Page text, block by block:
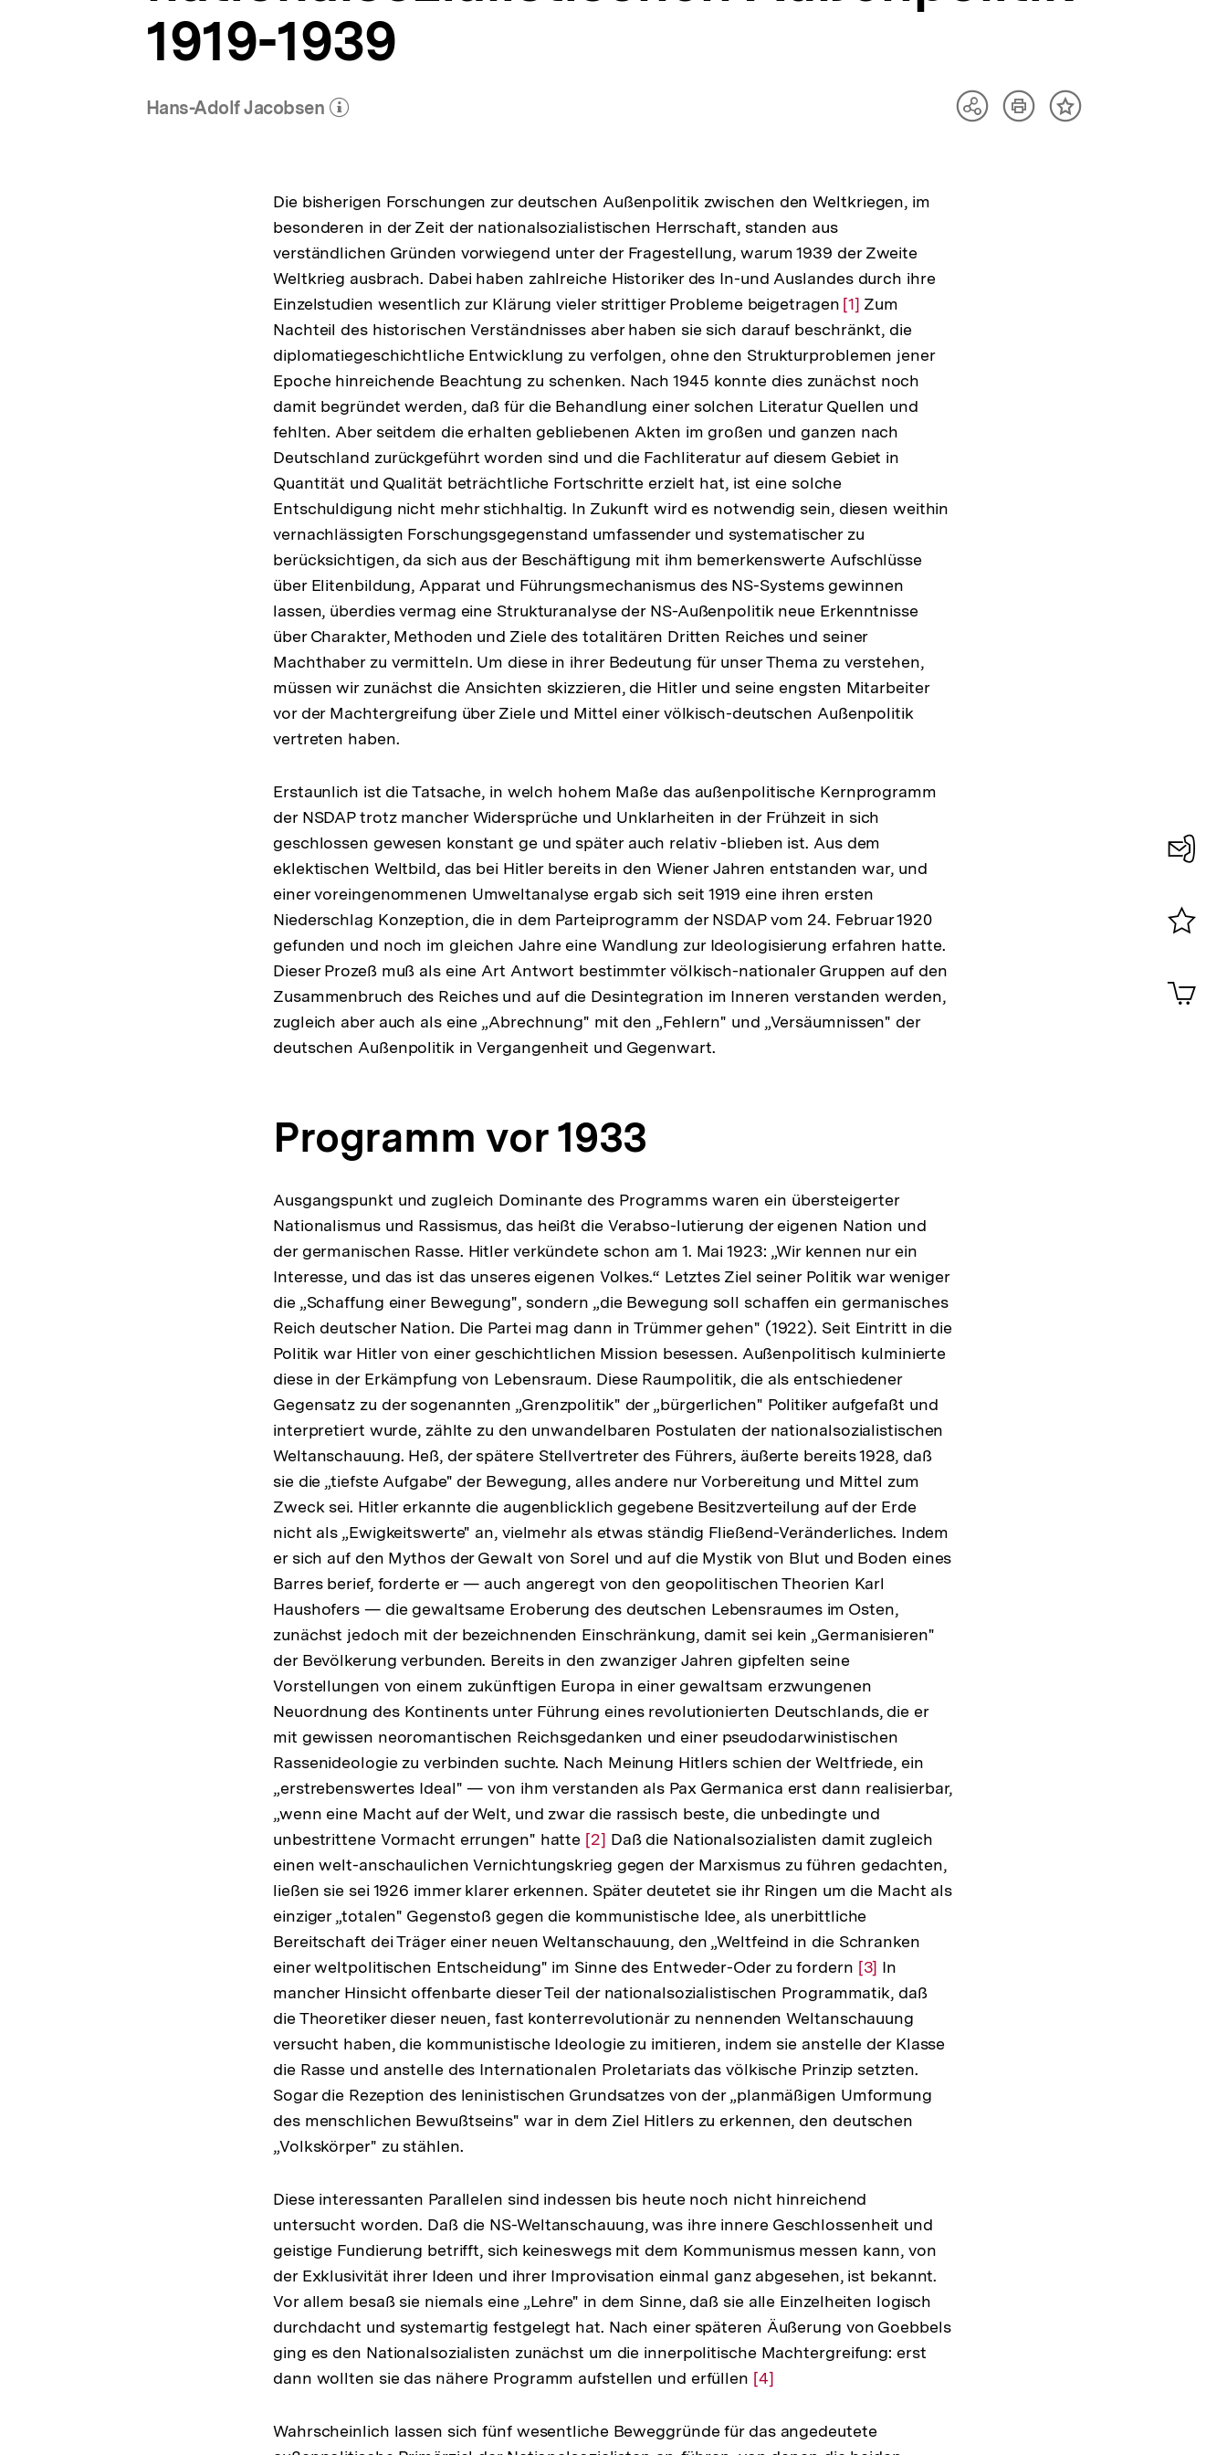
1919-1939
Hans-Adolf Jacobsen
(Mehr zum Autor)
TeilenArtikelInhalt
Die bisherigen Forschungen zur deutschen Außenpolitik zwischen den Weltkriegen, im
besonderen in der Zeit der nationalsozialistischen Herrschaft, standen aus
verständlichen Gründen vorwiegend unter der Fragestellung, warum 1939 der Zweite
Weltkrieg ausbrach. Dabei haben zahlreiche Historiker des In-und Auslandes durch ihre
Einzelstudien wesentlich zur Klärung vieler strittiger Probleme beigetragen Zur
Auflösung
der
Fußnote
[1] Zum
Nachteil des historischen Verständnisses aber haben sie sich darauf beschränkt, die
diplomatiegeschichtliche Entwicklung zu verfolgen, ohne den Strukturproblemen jener
Epoche hinreichende Beachtung zu schenken. Nach 1945 konnte dies zunächst noch
damit begründet werden, daß für die Behandlung einer solchen Literatur Quellen und
fehlten. Aber seitdem die erhalten gebliebenen Akten im großen und ganzen nach
Deutschland zurückgeführt worden sind und die Fachliteratur auf diesem Gebiet in
Quantität und Qualität beträchtliche Fortschritte erzielt hat, ist eine solche
Entschuldigung nicht mehr stichhaltig. In Zukunft wird es notwendig sein, diesen weithin
vernachlässigten Forschungsgegenstand umfassender und systematischer zu
berücksichtigen, da sich aus der Beschäftigung mit ihm bemerkenswerte Aufschlüsse
über Elitenbildung, Apparat und Führungsmechanismus des NS-Systems gewinnen
lassen, überdies vermag eine Strukturanalyse der NS-Außenpolitik neue Erkenntnisse
über Charakter, Methoden und Ziele des totalitären Dritten Reiches und seiner
Machthaber zu vermitteln. Um diese in ihrer Bedeutung für unser Thema zu verstehen,
müssen wir zunächst die Ansichten skizzieren, die Hitler und seine engsten Mitarbeiter
vor der Machtergreifung über Ziele und Mittel einer völkisch-deutschen Außenpolitik
vertreten haben.
Erstaunlich ist die Tatsache, in welch hohem Maße das außenpolitische Kernprogramm
der NSDAP trotz mancher Widersprüche und Unklarheiten in der Frühzeit in sich
geschlossen gewesen konstant ge und später auch relativ -blieben ist. Aus dem
eklektischen Weltbild, das bei Hitler bereits in den Wiener Jahren entstanden war, und
einer voreingenommenen Umweltanalyse ergab sich seit 1919 eine ihren ersten
Niederschlag Konzeption, die in dem Parteiprogramm der NSDAP vom 24. Februar 1920
gefunden und noch im gleichen Jahre eine Wandlung zur Ideologisierung erfahren hatte.
Dieser Prozeß muß als eine Art Antwort bestimmter völkisch-nationaler Gruppen auf den
Zusammenbruch des Reiches und auf die Desintegration im Inneren verstanden werden,
zugleich aber auch als eine „Abrechnung" mit den „Fehlern" und „Versäumnissen" der
deutschen Außenpolitik in Vergangenheit und Gegenwart.
Programm vor 1933
Ausgangspunkt und zugleich Dominante des Programms waren ein übersteigerter
Nationalismus und Rassismus, das heißt die Verabso-lutierung der eigenen Nation und
der germanischen Rasse. Hitler verkündete schon am 1. Mai 1923: „Wir kennen nur ein
Interesse, und das ist das unseres eigenen Volkes.“ Letztes Ziel seiner Politik war weniger
die „Schaffung einer Bewegung", sondern „die Bewegung soll schaffen ein germanisches
Reich deutscher Nation. Die Partei mag dann in Trümmer gehen" (1922). Seit Eintritt in die
Politik war Hitler von einer geschichtlichen Mission besessen. Außenpolitisch kulminierte
diese in der Erkämpfung von Lebensraum. Diese Raumpolitik, die als entschiedener
Gegensatz zu der sogenannten „Grenzpolitik" der „bürgerlichen" Politiker aufgefaßt und
interpretiert wurde, zählte zu den unwandelbaren Postulaten der nationalsozialistischen
Weltanschauung. Heß, der spätere Stellvertreter des Führers, äußerte bereits 1928, daß
sie die „tiefste Aufgabe" der Bewegung, alles andere nur Vorbereitung und Mittel zum
Zweck sei. Hitler erkannte die augenblicklich gegebene Besitzverteilung auf der Erde
nicht als „Ewigkeitswerte" an, vielmehr als etwas ständig Fließend-Veränderliches. Indem
er sich auf den Mythos der Gewalt von Sorel und auf die Mystik von Blut und Boden eines
Barres berief, forderte er — auch angeregt von den geopolitischen Theorien Karl
Haushofers — die gewaltsame Eroberung des deutschen Lebensraumes im Osten,
zunächst jedoch mit der bezeichnenden Einschränkung, damit sei kein „Germanisieren"
der Bevölkerung verbunden. Bereits in den zwanziger Jahren gipfelten seine
Vorstellungen von einem zukünftigen Europa in einer gewaltsam erzwungenen
Neuordnung des Kontinents unter Führung eines revolutionierten Deutschlands, die er
mit gewissen neoromantischen Reichsgedanken und einer pseudodarwinistischen
Rassenideologie zu verbinden suchte. Nach Meinung Hitlers schien der Weltfriede, ein
„erstrebenswertes Ideal" — von ihm verstanden als Pax Germanica erst dann realisierbar,
„wenn eine Macht auf der Welt, und zwar die rassisch beste, die unbedingte und
unbestrittene Vormacht errungen" hatte Zur
Auflösung
der
Fußnote
[2] Daß die Nationalsozialisten damit zugleich
einen welt-anschaulichen Vernichtungskrieg gegen der Marxismus zu führen gedachten,
ließen sie sei 1926 immer klarer erkennen. Später deutetet sie ihr Ringen um die Macht als
einziger „totalen" Gegenstoß gegen die kommunistische Idee, als unerbittliche
Bereitschaft dei Träger einer neuen Weltanschauung, den „Weltfeind in die Schranken
einer weltpolitischen Entscheidung" im Sinne des Entweder-Oder zu fordern Zur
Auflösung
der
Fußnote
[3] In
mancher Hinsicht offenbarte dieser Teil der nationalsozialistischen Programmatik, daß
die Theoretiker dieser neuen, fast konterrevolutionär zu nennenden Weltanschauung
versucht haben, die kommunistische Ideologie zu imitieren, indem sie anstelle der Klasse
die Rasse und anstelle des Internationalen Proletariats das völkische Prinzip setzten.
Sogar die Rezeption des leninistischen Grundsatzes von der „planmäßigen Umformung
des menschlichen Bewußtseins" war in dem Ziel Hitlers zu erkennen, den deutschen
„Volkskörper" zu stählen.
Diese interessanten Parallelen sind indessen bis heute noch nicht hinreichend
untersucht worden. Daß die NS-Weltanschauung, was ihre innere Geschlossenheit und
geistige Fundierung betrifft, sich keineswegs mit dem Kommunismus messen kann, von
der Exklusivität ihrer Ideen und ihrer Improvisation einmal ganz abgesehen, ist bekannt.
Vor allem besaß sie niemals eine „Lehre" in dem Sinne, daß sie alle Einzelheiten logisch
durchdacht und systemartig festgelegt hat. Nach einer späteren Äußerung von Goebbels
ging es den Nationalsozialisten zunächst um die innerpolitische Machtergreifung: erst
dann wollten sie das nähere Programm aufstellen und erfüllen Zur
der
[4]
Wahrscheinlich lassen sich fünf wesentliche Beweggründe für das angedeutete